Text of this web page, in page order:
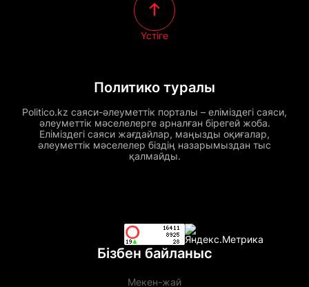
Политико туралы
Politico.kz саяси-әлеуметтік порталы – еліміздегі саяси,
әлеуметтік мәселелерге арналған бірегей жоба.
Еліміздегі саяси жағдайлар, маңызды оқиғалар,
әлеуметтік мәселелер біздің назарымыздан тыс
қалмайды.
Үстіге
Бізбен байланыс
Мекен-жай